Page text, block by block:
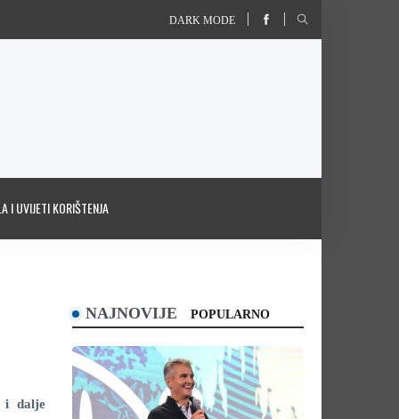
DARK MODE
I UVIJETI KORIŠTENJA
i dalje
NAJNOVIJE POPULARNO